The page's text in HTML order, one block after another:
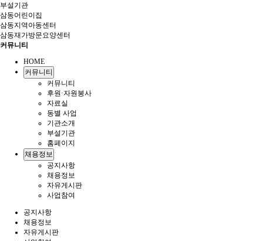
부설기관
삼동어린이집
삼동지역아동센터
삼동재가방문요양센터
커뮤니티
HOME
커뮤니티
커뮤니티
후원·자원봉사
자료실
동별 사업
기관소개
부설기관
홈페이지
채용정보
공지사항
채용정보
자유게시판
사업참여
공지사항
채용정보
자유게시판